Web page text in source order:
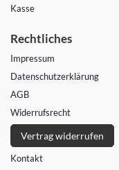
Kasse
Rechtliches
Impressum
Daten­schutz­erklärung
AGB
Widerrufs­recht
Vertrag widerrufen
Kontakt